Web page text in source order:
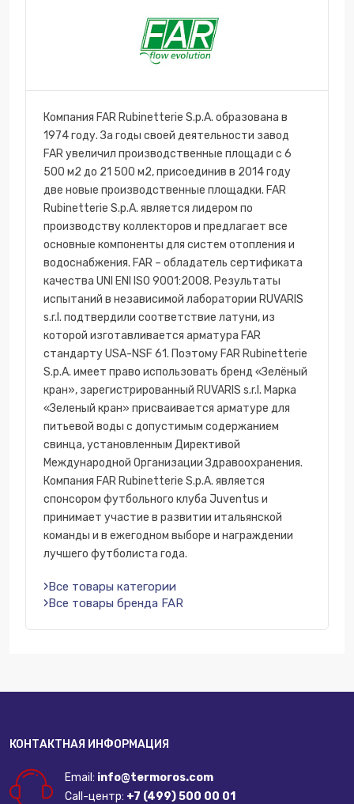
Компания FAR Rubinetterie S.p.A. образована в
1974 году. За годы своей деятельности завод
FAR увеличил производственные площади с 6
500 м2 до 21 500 м2, присоединив в 2014 году
две новые производственные площадки. FAR
Rubinetterie S.p.A. является лидером по
производству коллекторов и предлагает все
основные компоненты для систем отопления и
водоснабжения. FAR – обладатель сертификата
качества UNI ENI ISO 9001:2008. Результаты
испытаний в независимой лаборатории RUVARIS
s.r.l. подтвердили соответствие латуни, из
которой изготавливается арматура FAR
стандарту USA-NSF 61. Поэтому FAR Rubinetterie
S.p.A. имеет право использовать бренд «Зелёный
кран», зарегистрированный RUVARIS s.r.l. Марка
«Зеленый кран» присваивается арматуре для
питьевой воды с допустимым содержанием
свинца, установленным Директивой
Международной Организации Здравоохранения.
Компания FAR Rubinetterie S.p.A. является
спонсором футбольного клуба Juventus и
принимает участие в развитии итальянской
команды и в ежегодном выборе и награждении
лучшего футболиста года.
Все товары категории
Все товары бренда FAR
КОНТАКТНАЯ ИНФОРМАЦИЯ
Email: info@termoros.com
Call-центр: +7 (499) 500 00 01